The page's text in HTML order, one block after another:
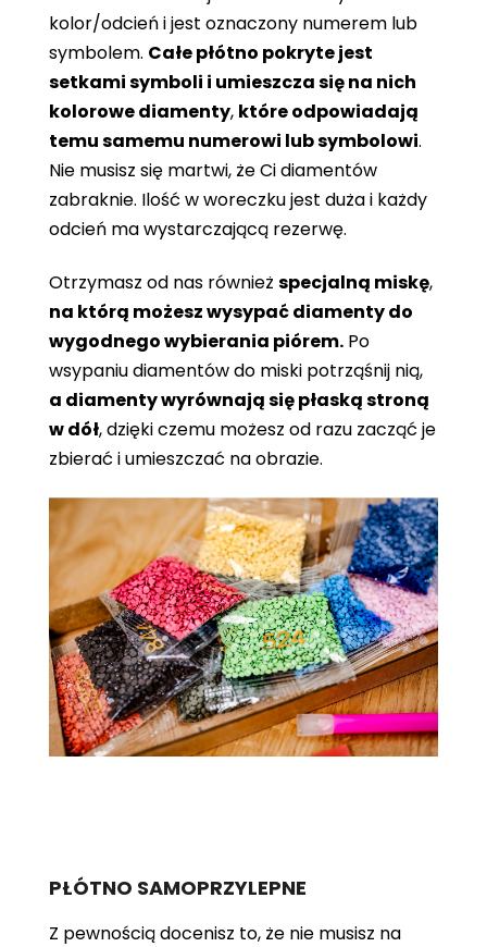
kolor/odcień i jest oznaczony numerem lub
symbolem. Całe płótno pokryte jest
setkami symboli i umieszcza się na nich
kolorowe diamenty, które odpowiadają
temu samemu numerowi lub symbolowi.
Nie musisz się martwi, że Ci diamentów
zabraknie. Ilość w woreczku jest duża i każdy
odcień ma wystarczającą rezerwę.
Otrzymasz od nas również specjalną miskę,
na którą możesz wysypać diamenty do
wygodnego wybierania piórem. Po
wsypaniu diamentów do miski potrząśnij nią,
a diamenty wyrównają się płaską stroną
w dół, dzięki czemu możesz od razu zacząć je
zbierać i umieszczać na obrazie.
PŁÓTNO SAMOPRZYLEPNE
Z pewnością docenisz to, że nie musisz na